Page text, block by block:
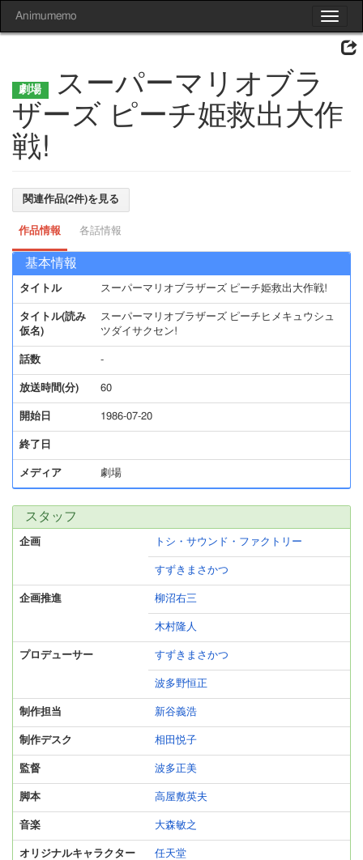
Toggle
Animumemo
スーパーマリオブラ
ザーズ ピーチ姫救出大作
戦!
関連作品(2件)を見る
作品情報 各話情報
基本情報
タイトル スーパーマリオブラザーズ ピーチ姫救出大作戦!
タイトル(読み
仮名)
スーパーマリオブラザーズ ピーチヒメキュウシュ
ツダイサクセン!
話数 -
放送時間(分) 60
開始日 1986-07-20
終了日
メディア 劇場
スタッフ
企画 トシ・サウンド・ファクトリー
すずきまさかつ
企画推進 柳沼右三
木村隆人
プロデューサー すずきまさかつ
波多野恒正
制作担当 新谷義浩
制作デスク 相田悦子
監督 波多正美
脚本 高屋敷英夫
音楽 大森敏之
オリジナルキャラクター 任天堂